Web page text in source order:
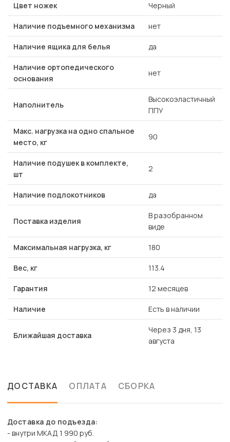
Цвет ножек Черный
Наличие подъемного механизма нет
Наличие ящика для белья да
Наличие ортопедического
основания
нет
Наполнитель
Высокоэластичный
ППУ
Макс. нагрузка на одно спальное
место, кг
90
Наличие подушек в комплекте,
шт
2
Наличие подлокотников да
Поставка изделия
В разобранном
виде
Максимальная нагрузка, кг 180
Вес, кг 113.4
Гарантия 12 месяцев
Наличие Есть в наличии
Ближайшая доставка
Через 3 дня, 13
августа
ДОСТАВКА ОПЛАТА СБОРКА
Доставка до подъезда:
- внутри МКАД 1 990 руб.